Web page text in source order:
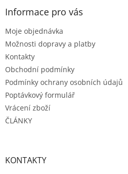
Informace pro vás
Moje objednávka
Možnosti dopravy a platby
Kontakty
Obchodní podmínky
Podmínky ochrany osobních údajů
Poptávkový formulář
Vrácení zboží
ČLÁNKY
KONTAKTY